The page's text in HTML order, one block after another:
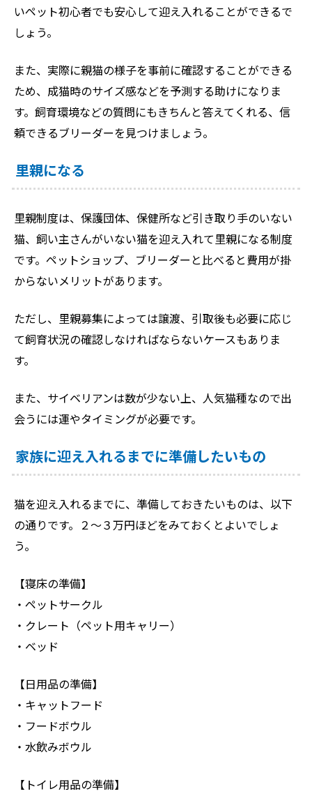
いペット初心者でも安心して迎え入れることができるで
しょう。
また、実際に親猫の様子を事前に確認することができる
ため、成猫時のサイズ感などを予測する助けになりま
す。飼育環境などの質問にもきちんと答えてくれる、信
頼できるブリーダーを見つけましょう。
里親になる
里親制度は、保護団体、保健所など引き取り手のいない
猫、飼い主さんがいない猫を迎え入れて里親になる制度
です。ペットショップ、ブリーダーと比べると費用が掛
からないメリットがあります。
ただし、里親募集によっては譲渡、引取後も必要に応じ
て飼育状況の確認しなければならないケースもありま
す。
また、サイベリアンは数が少ない上、人気猫種なので出
会うには運やタイミングが必要です。
家族に迎え入れるまでに準備したいもの
猫を迎え入れるまでに、準備しておきたいものは、以下
の通りです。２～３万円ほどをみておくとよいでしょ
う。
【寝床の準備】
・ペットサークル
・クレート（ペット用キャリー）
・ベッド
【日用品の準備】
・キャットフード
・フードボウル
・水飲みボウル
【トイレ用品の準備】